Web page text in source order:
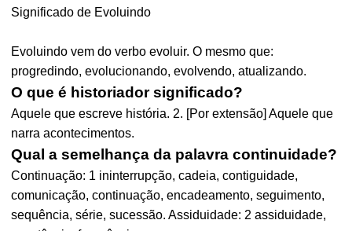
Significado de Evoluindo
Evoluindo vem do verbo evoluir. O mesmo que:
progredindo, evolucionando, evolvendo, atualizando.
O que é historiador significado?
Aquele que escreve história. 2. [Por extensão] Aquele que
narra acontecimentos.
Qual a semelhança da palavra continuidade?
Continuação: 1 ininterrupção, cadeia, contiguidade,
comunicação, continuação, encadeamento, seguimento,
sequência, série, sucessão. Assiduidade: 2 assiduidade,